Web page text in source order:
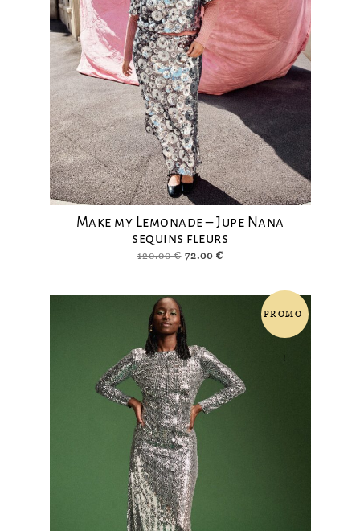
Make my Lemonade – Jupe Nana
sequins fleurs
120.00€ Le
120.00 €.
72.00 €Le
72.00 €.PROMO
!